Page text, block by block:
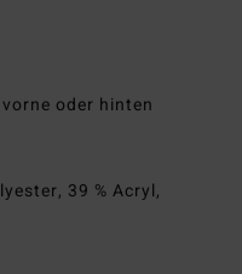
oder hinten
39 % Acryl,